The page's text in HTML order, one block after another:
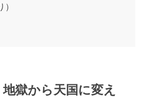
獄から天国に変え